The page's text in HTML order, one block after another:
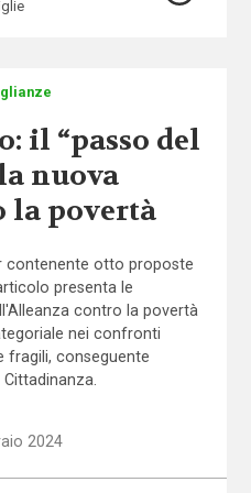
il “passo del
nuova
la povertà
contenente otto proposte
presenta le
contro la povertà
nei confronti
fragili, conseguente
2024